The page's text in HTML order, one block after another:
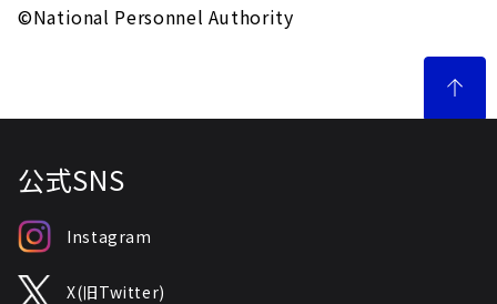
©National Personnel Authority
公式SNS
Instagram
X(旧Twitter)